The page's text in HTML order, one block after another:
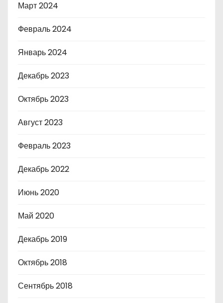
Март 2024
Февраль 2024
Январь 2024
Декабрь 2023
Октябрь 2023
Август 2023
Февраль 2023
Декабрь 2022
Июнь 2020
Май 2020
Декабрь 2019
Октябрь 2018
Сентябрь 2018